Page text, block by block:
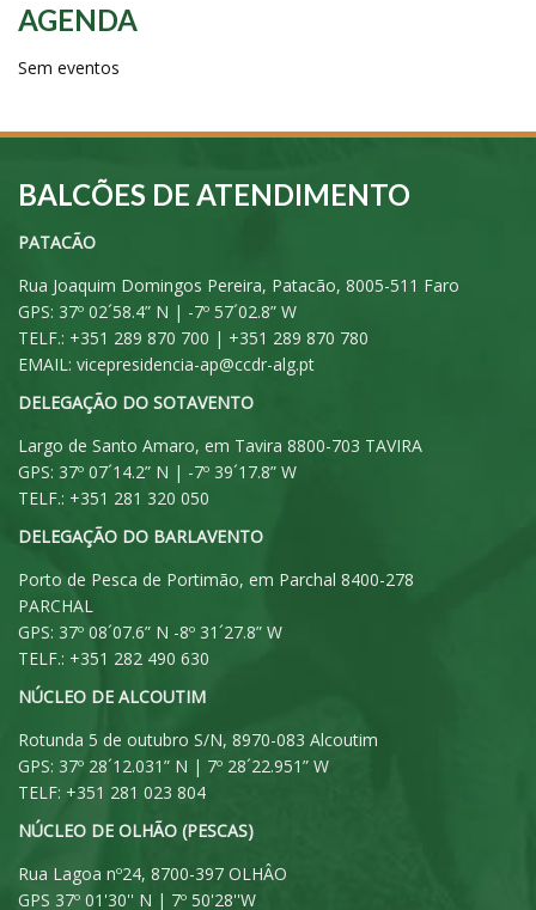
AGENDA
Sem eventos
BALCÕES DE ATENDIMENTO
PATACÃO
Rua Joaquim Domingos Pereira, Patacão, 8005-511 Faro
GPS: 37º 02´58.4” N | -7º 57´02.8” W
TELF.: +351 289 870 700 | +351 289 870 780
EMAIL: vicepresidencia-ap@ccdr-alg.pt
DELEGAÇÃO DO SOTAVENTO
Largo de Santo Amaro, em Tavira 8800-703 TAVIRA
GPS: 37º 07´14.2” N | -7º 39´17.8” W
TELF.: +351 281 320 050
DELEGAÇÃO DO BARLAVENTO
Porto de Pesca de Portimão, em Parchal 8400-278
PARCHAL
GPS: 37º 08´07.6” N -8º 31´27.8” W
TELF.: +351 282 490 630
NÚCLEO DE ALCOUTIM
Rotunda 5 de outubro S/N, 8970-083 Alcoutim
GPS: 37º 28´12.031” N | 7º 28´22.951” W
TELF: +351 281 023 804
NÚCLEO DE OLHÃO (PESCAS)
Rua Lagoa nº24, 8700-397 OLHÂO
GPS 37º 01'30'' N | 7º 50'28''W